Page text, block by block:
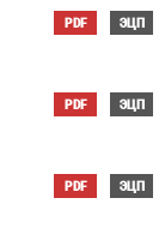
PDF ЭЦП
PDF ЭЦП
PDF ЭЦП